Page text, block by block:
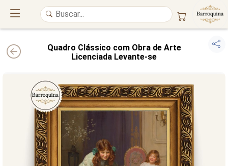
UM ATELIÊ 100% FINE ART
Trazemos a imponência dasmaiores obras de arte do mundo
Quadro Clássico com Obra de Arte
Licenciada Levante-se